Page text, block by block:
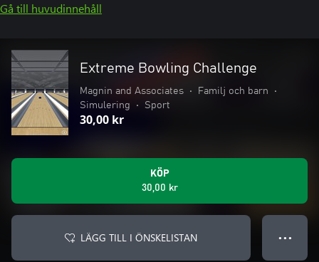
Gå till huvudinnehåll
Extreme Bowling Challenge
Magnin and Associates • Familj och barn
•
Simulering
• Sport
30,00 kr
KÖP
30,00 kr
LÄGG TILL I ÖNSKELISTAN ● ● ●